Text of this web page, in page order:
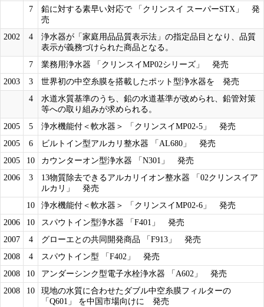
7
鉛に対する素早い対応で 「クリンスイ スーパーSTX」 発
売
2002
4
浄水器が「家庭用品品質表示法」の指定品目となり、品質
表示が義務づけられた商品となる。
7
業務用浄水器 「クリンスイMP02シリーズ」 発売
2003
3
世界初の中空糸膜を搭載したポット型浄水器を 発売
4
水道水質基準のうち、鉛の水道基準が改められ、鉛管対策
等への取り組みが求められる。
2005
5
浄水機能付＜軟水器＞ 「クリンスイMP02-5」 発売
2005
6
ビルトイン型アルカリ整水器 「AL680」 発売
2005
10
カウンターオン型浄水器 「N301」 発売
2006
3
13物質除去できるアルカリイオン整水器 「02クリンスイア
ルカリ」 発売
10
浄水機能付＜軟水器＞ 「クリンスイMP02-6」 発売
2006
10
スパウトイン型浄水器 「F401」 発売
2007
4
グローエとの共同開発商品 「F913」 発売
2008
4
スパウトイン型 「F402」 発売
2008
10
アンダーシンク型電子水栓浄水器 「A602」 発売
2008
10
現地の水質に合わせたダブル中空糸膜フィルターの
「Q601」 を中国市場向けに 発売